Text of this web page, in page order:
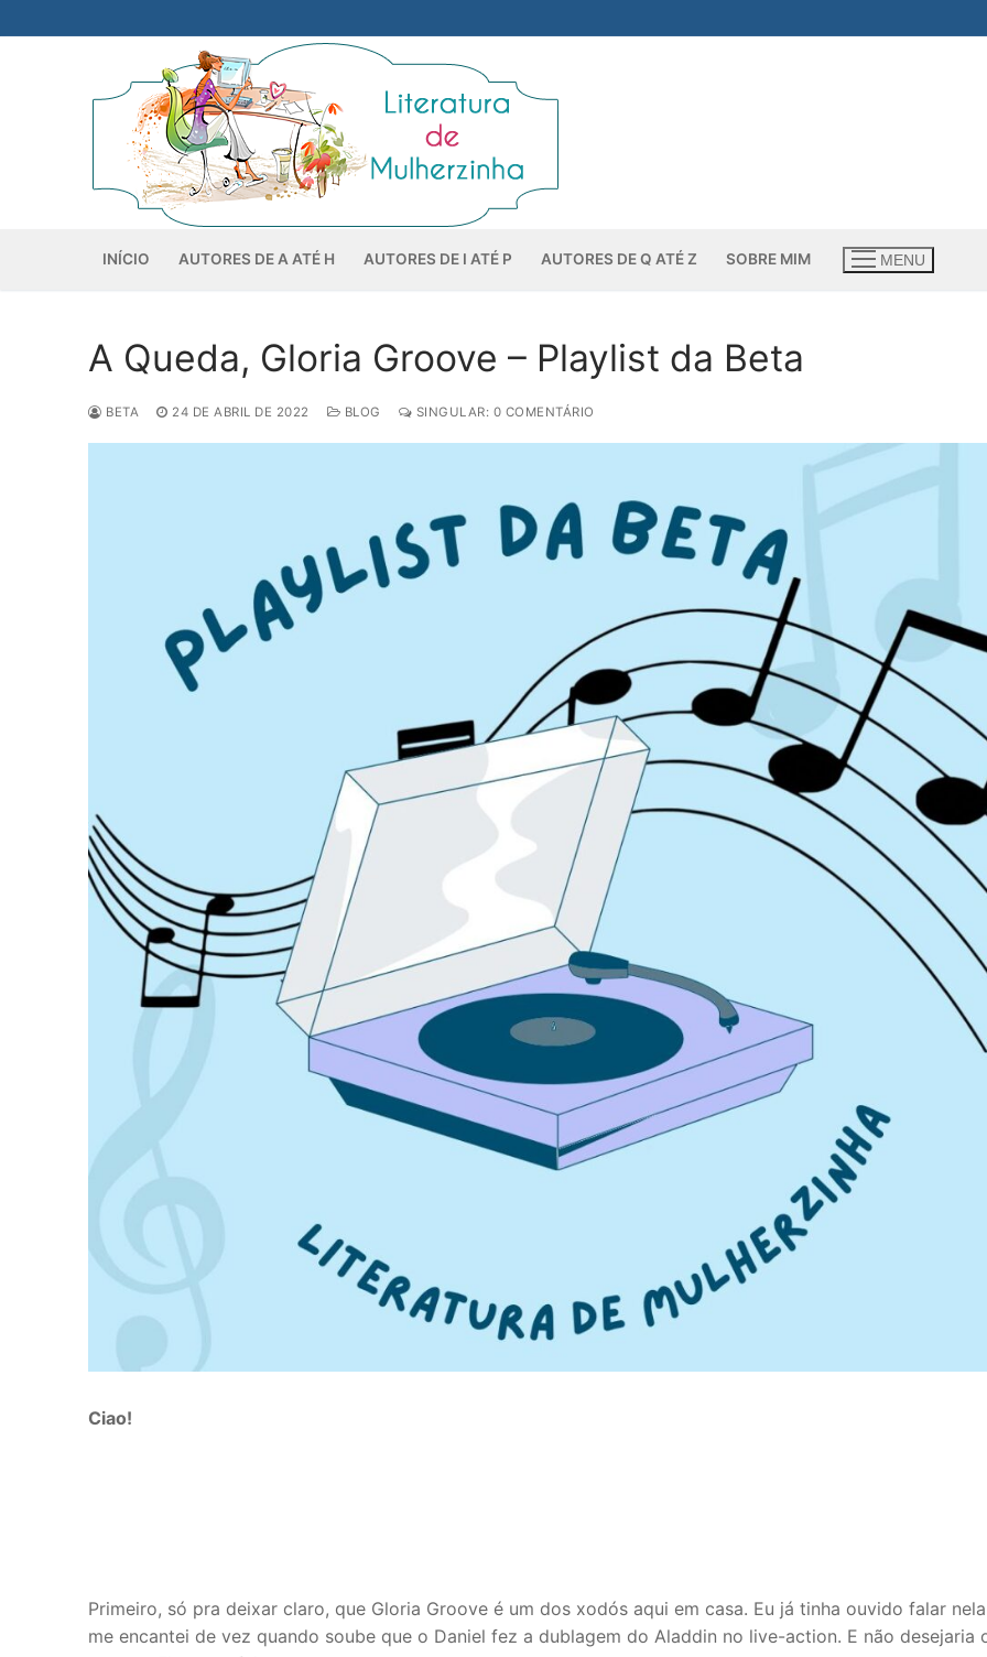
para
INÍCIO AUTORES DE A ATÉ H AUTORES DE I ATÉ P AUTORES DE Q ATÉ Z SOBRE MIM MENU
A Queda, Gloria Groove – Playlist da Beta
BETA 24 DE ABRIL DE 2022 BLOG SINGULAR: 0 COMENTÁRIO
Ciao!
Primeiro, só pra deixar claro, que Gloria Groove é um dos xodós aqui em casa. Eu já tinha ouvido falar
me encantei de vez quando soube que o Daniel fez a dublagem do Aladdin no live-action. E não desejaria